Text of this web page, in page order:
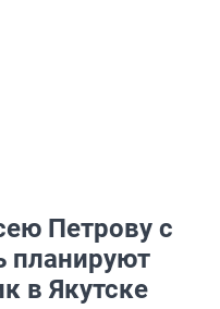
Петрову с
в Якутске